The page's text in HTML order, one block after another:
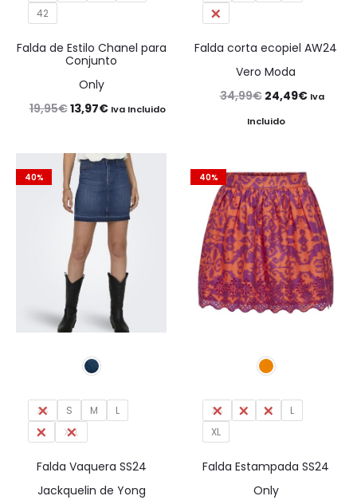
42
Falda de Estilo Chanel para
Conjunto
Only
19,95€El
original
era:
19,95€.
13,97€El
actual
es:
13,97€.
Iva Incluido
XL
Falda corta ecopiel AW24
Vero Moda
34,99€ El
precio
34,99€.
24,49€El
24,49€.
Iva
Incluido
40%
XS S M
L
XL
XXL
Falda Vaquera SS24
Jackquelin de Yong
40%
XS S M
L
XL
Falda Estampada SS24
Only